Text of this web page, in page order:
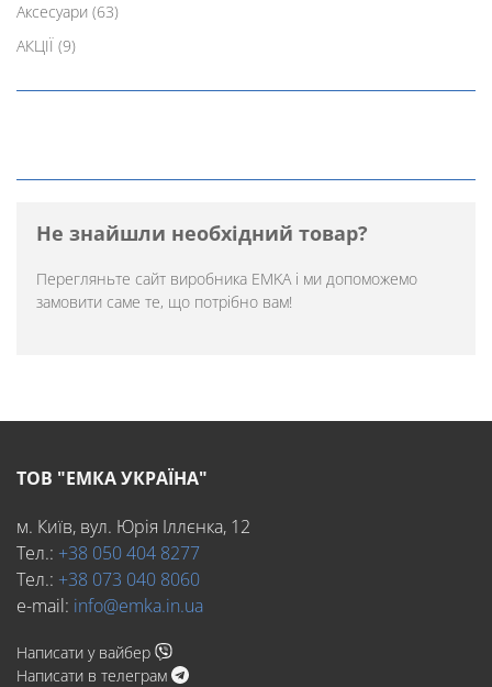
Аксесуари (63)
АКЦІЇ (9)
Не знайшли необхідний товар?
Перегляньте сайт виробника EMKAі ми допоможемо
замовити саме те, що потрібно вам!
ТОВ "ЕМКА УКРАЇНА"
м. Київ, вул. Юрія Іллєнка, 12
Тел.: +38 050 404 8277
Тел.: +38 073 040 8060
e-mail: info@emka.in.ua
Написати у вайбер
Написати в телеграм